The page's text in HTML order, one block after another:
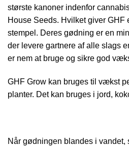
største kanoner indenfor
House Seeds. Hvilket giver GHF
stempel. Deres gødning er en
der levere gartnere af alle slags
er nem at bruge og sikre god
GHF Grow kan bruges til vækst
planter. Det kan bruges i jord,
Når gødningen blandes i vandet,